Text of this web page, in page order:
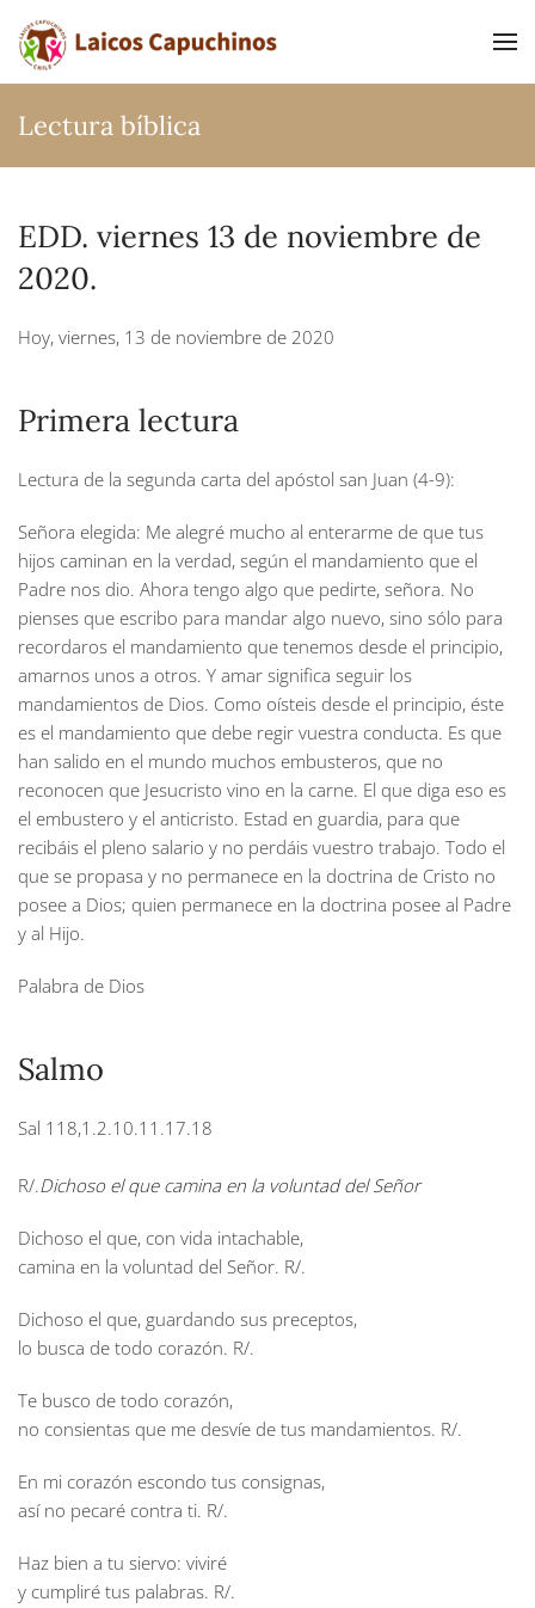
Ir al contenido principal
Lectura bíblica
EDD. viernes 13 de noviembre de
2020.
Hoy, viernes, 13 de noviembre de 2020
Primera lectura
Lectura de la segunda carta del apóstol san Juan (4-9):
Señora elegida: Me alegré mucho al enterarme de que tus
hijos caminan en la verdad, según el mandamiento que el
Padre nos dio. Ahora tengo algo que pedirte, señora. No
pienses que escribo para mandar algo nuevo, sino sólo para
recordaros el mandamiento que tenemos desde el principio,
amarnos unos a otros. Y amar significa seguir los
mandamientos de Dios. Como oísteis desde el principio, éste
es el mandamiento que debe regir vuestra conducta. Es que
han salido en el mundo muchos embusteros, que no
reconocen que Jesucristo vino en la carne. El que diga eso es
el embustero y el anticristo. Estad en guardia, para que
recibáis el pleno salario y no perdáis vuestro trabajo. Todo el
que se propasa y no permanece en la doctrina de Cristo no
posee a Dios; quien permanece en la doctrina posee al Padre
y al Hijo.
Palabra de Dios
Salmo
Sal 118,1.2.10.11.17.18
R/.Dichoso el que camina en la voluntad del Señor
Dichoso el que, con vida intachable,
camina en la voluntad del Señor. R/.
Dichoso el que, guardando sus preceptos,
lo busca de todo corazón. R/.
Te busco de todo corazón,
no consientas que me desvíe de tus mandamientos. R/.
En mi corazón escondo tus consignas,
así no pecaré contra ti. R/.
Haz bien a tu siervo: viviré
y cumpliré tus palabras. R/.